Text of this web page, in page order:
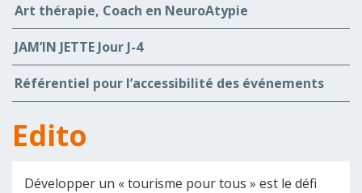
Art thérapie, Coach en NeuroAtypie
JAM’IN JETTE Jour J-4
Référentiel pour l’accessibilité des événements
Edito
Développer un « tourisme pour tous » est le défi